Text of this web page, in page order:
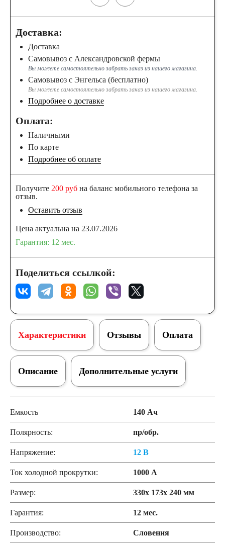
Доставка:
Доставка
Самовывоз с Александровской фермы
Вы можете самостоятельно забрать заказ из нашего магазина.
Самовывоз с Энгельса (бесплатно)
Вы можете самостоятельно забрать заказ из нашего магазина.
Подробнее о доставке
Оплата:
Наличными
По карте
Подробнее об оплате
Получите 200 руб на баланс мобильного телефона за
отзыв.
Оставить отзыв
Цена актуальна на 23.07.2026
Гарантия: 12 мес.
Поделиться ссылкой:
Характеристики
Дополнительные услуги
Отзывы Оплата
Описание
Емкость 140 Ач
Полярность: пр/обр.
Напряжение: 12 В
Ток холодной прокрутки: 1000 А
Размер: 330x 173x 240 мм
Гарантия: 12 мес.
Производство: Словения